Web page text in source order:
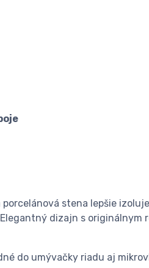
stena lepšie
dizajn s originálnym
do umývačky riadu aj